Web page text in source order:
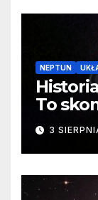
NEPTUN
To
3